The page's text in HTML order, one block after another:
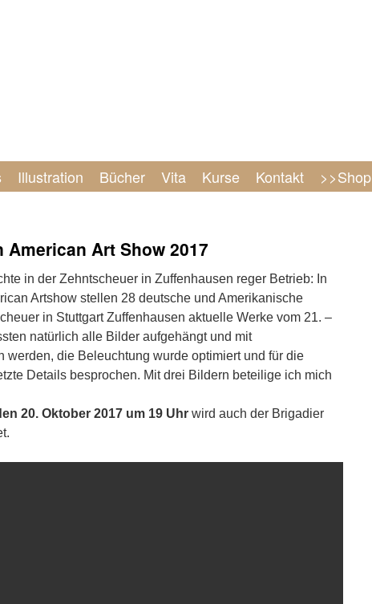
Illustration Bücher Vita Kurse Kontakt >>Shop
American Art Show 2017
in der Zehntscheuer in Zuffenhausen reger Betrieb: In
Artshow stellen 28 deutsche und Amerikanische
in Stuttgart Zuffenhausen aktuelle Werke vom 21. –
natürlich alle Bilder aufgehängt und mit
werden, die Beleuchtung wurde optimiert und für die
Details besprochen. Mit drei Bildern beteilige ich mich
20. Oktober 2017 um 19 Uhr wird auch der Brigadier